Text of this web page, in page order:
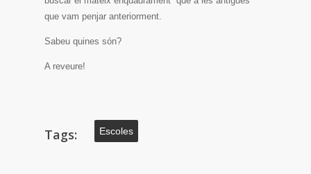
que vam penjar anteriorment.
Sabeu quines són?
A reveure!
Tags: Escoles